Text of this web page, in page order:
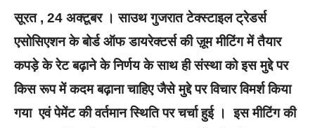
सूरत , 24 अक्टूबर । साउथ गुजरात टेक्स्टाइल ट्रेडर्स
एसोसिएशन के बोर्ड ऑफ डायरेक्टर्स की ज़ूम मीटिंग में तैयार
कपड़े के रेट बढ़ाने के निर्णय के साथ ही संस्था को इस मुद्दे पर
किस रूप में कदम बढ़ाना चाहिए जैसे मुद्दे पर विचार विमर्श किया
गया एवं पेमेंट की वर्तमान स्थिति पर चर्चा हुई । इस मीटिंग की